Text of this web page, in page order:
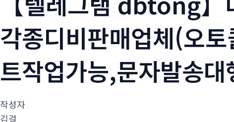
각종디비판매업체(오
트작업가능,문자발송대
작성자
김걸